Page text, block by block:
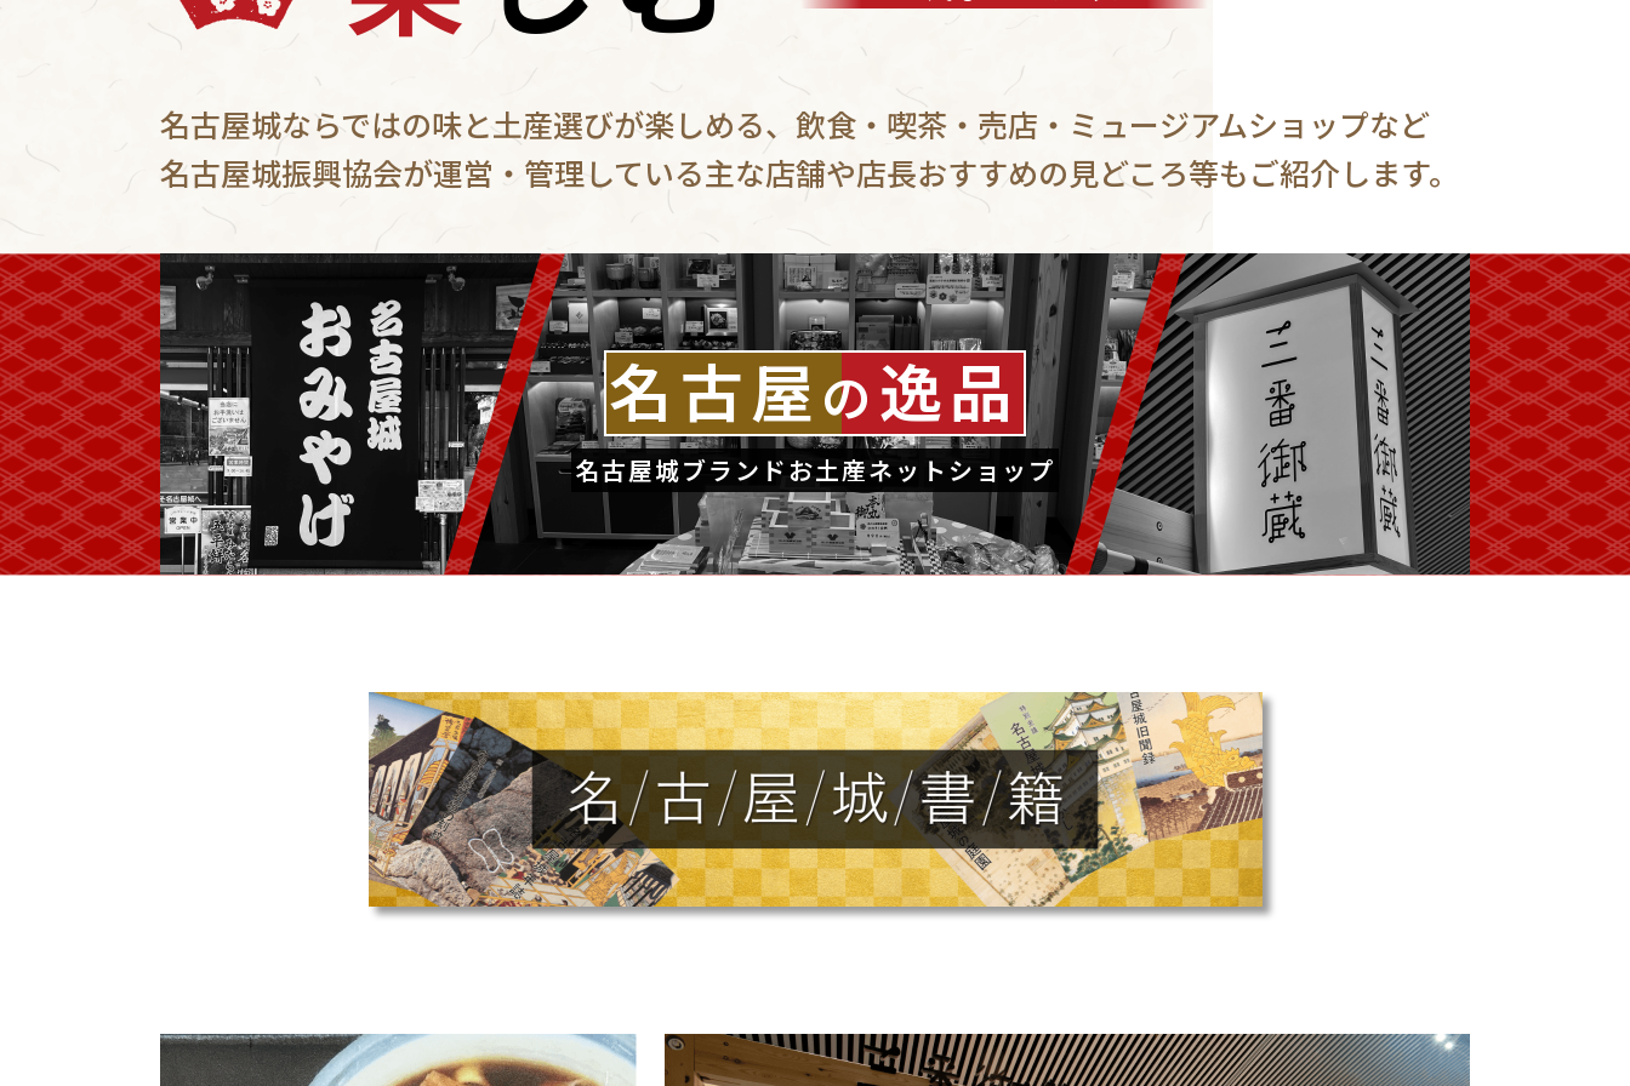
名古屋城ならではの味と土産選びが楽しめる、飲食・喫茶・売店・ミュージアムショップなど
名古屋城振興協会が運営・管理している主な店舗や店長おすすめの見どころ等もご紹介します。
名古屋の逸品
名古屋城ブランドお土産ネットショップ